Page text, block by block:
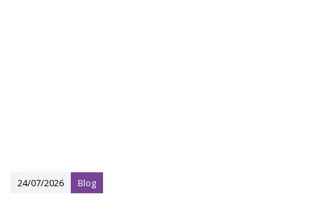
24/07/2026 Blog